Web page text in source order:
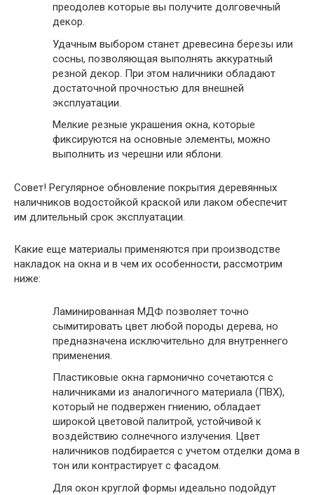
преодолев которые вы получите долговечный
декор.
Удачным выбором станет древесина березы или
сосны, позволяющая выполнять аккуратный
резной декор. При этом наличники обладают
достаточной прочностью для внешней
эксплуатации.
Мелкие резные украшения окна, которые
фиксируются на основные элементы, можно
выполнить из черешни или яблони.
Совет! Регулярное обновление покрытия деревянных
наличников водостойкой краской или лаком обеспечит
им длительный срок эксплуатации.
Какие еще материалы применяются при производстве
накладок на окна и в чем их особенности, рассмотрим
ниже:
Ламинированная МДФ позволяет точно
сымитировать цвет любой породы дерева, но
предназначена исключительно для внутреннего
применения.
Пластиковые окна гармонично сочетаются с
наличниками из аналогичного материала (ПВХ),
который не подвержен гниению, обладает
широкой цветовой палитрой, устойчивой к
воздействию солнечного излучения. Цвет
наличников подбирается с учетом отделки дома в
тон или контрастирует с фасадом.
Для окон круглой формы идеально подойдут